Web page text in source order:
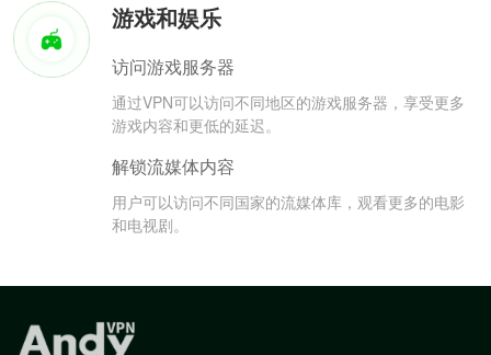
游戏和娱乐
访问游戏服务器
通过VPN可以访问不同地区的游戏服务器，享受更多
游戏内容和更低的延迟。
解锁流媒体内容
用户可以访问不同国家的流媒体库，观看更多的电影
和电视剧。